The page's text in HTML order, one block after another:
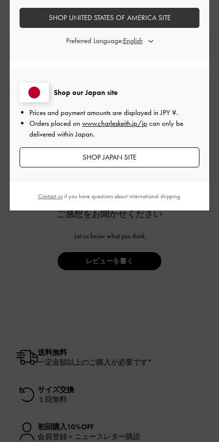
レビューは購入した方のみ投稿ができます。
カスタマーレビュー
ご感想をお聞かせください
Let us know what you think
レビューを書く
送料無料
一定金額以上のご購入が必要です*
サイズ交換
１回無料
初回購入10%OFF
会員登録＋ニュースレター購読
Shop our Japan site
Prices and payment amounts are displayed inJPY ¥.
Orders placed on www.charleskeith.jp/jp can only be
delivered within Japan.
SHOP JAPAN SITE
SHOP UNITED STATES OF AMERICA SITE
Preferred Language:
Contact usif you have questions about international shipping.